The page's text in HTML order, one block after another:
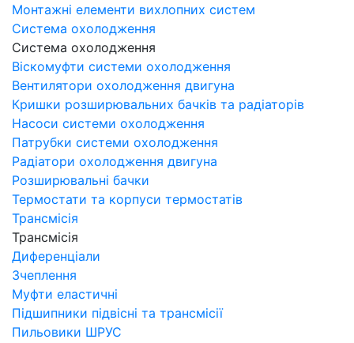
Монтажні елементи вихлопних систем
Система охолодження
Система охолодження
Віскомуфти системи охолодження
Вентилятори охолодження двигуна
Кришки розширювальних бачків та радіаторів
Насоси системи охолодження
Патрубки системи охолодження
Радіатори охолодження двигуна
Розширювальні бачки
Термостати та корпуси термостатів
Трансмісія
Трансмісія
Диференціали
Зчеплення
Муфти еластичні
Підшипники підвісні та трансмісії
Пильовики ШРУС